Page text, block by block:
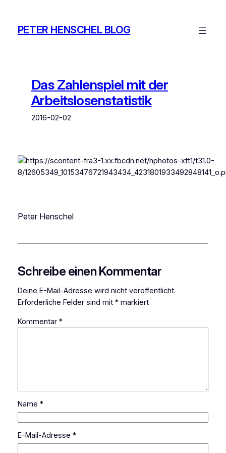
springen
PETER HENSCHEL BLOG
Das Zahlenspiel mit der
Arbeitslosenstatistik
2016-02-02
Peter Henschel
Schreibe einen Kommentar
Deine E-Mail-Adresse wird nicht veröffentlicht.
Erforderliche Felder sind mit *markiert
Kommentar *
Name *
E-Mail-Adresse *